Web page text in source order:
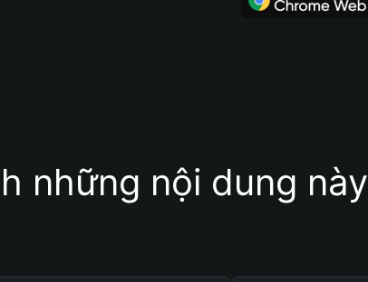
những nội dung này